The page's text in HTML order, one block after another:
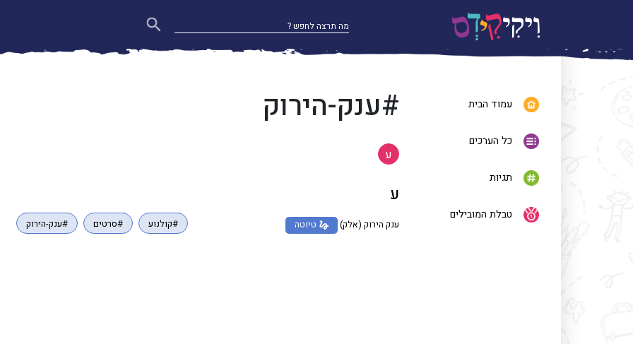
עמוד הבית
כל הערכים
תגיות
טבלת המובילים
#ענק-הירוק
ע
ע
ענק הירוק (אלק) טיוטה #קולנוע #סרטים #ענק-הירוק